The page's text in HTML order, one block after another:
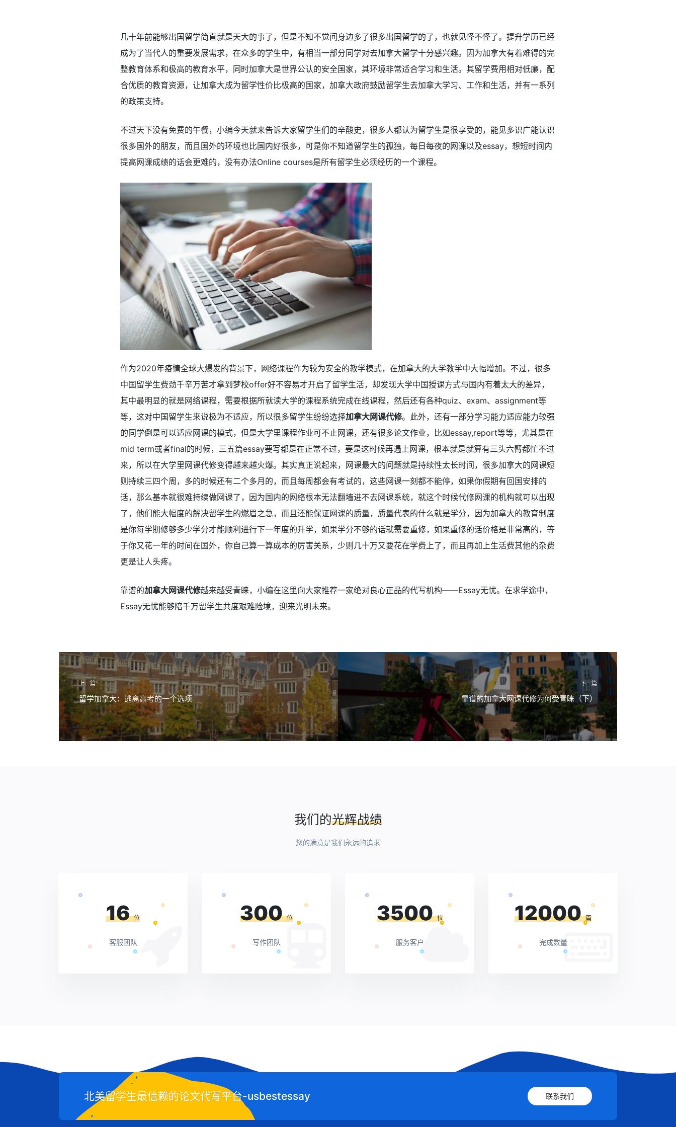
几十年前能够出国留学简直就是天大的事了，但是不知不觉间身边多了很多出国留学的了，也就见怪不怪了。提升学历已经
成为了当代人的重要发展需求，在众多的学生中，有相当一部分同学对去加拿大留学十分感兴趣。因为加拿大有着难得的完
整教育体系和极高的教育水平，同时加拿大是世界公认的安全国家，其环境非常适合学习和生活。其留学费用相对低廉，配
合优质的教育资源，让加拿大成为留学性价比极高的国家，加拿大政府鼓励留学生去加拿大学习、工作和生活，并有一系列
的政策支持。
不过天下没有免费的午餐，小编今天就来告诉大家留学生们的辛酸史，很多人都认为留学生是很享受的，能见多识广能认识
很多国外的朋友，而且国外的环境也比国内好很多，可是你不知道留学生的孤独，每日每夜的网课以及essay，想短时间内
提高网课成绩的话会更难的，没有办法Online courses是所有留学生必须经历的一个课程。
作为2020年疫情全球大爆发的背景下，网络课程作为较为安全的教学模式，在加拿大的大学教学中大幅增加。不过，很多
中国留学生费劲千辛万苦才拿到梦校offer好不容易才开启了留学生活，却发现大学中国授课方式与国内有着太大的差异，
其中最明显的就是网络课程，需要根据所就读大学的课程系统完成在线课程，然后还有各种quiz、exam、assignment等
等，这对中国留学生来说极为不适应，所以很多留学生纷纷选择加拿大网课代修。此外，还有一部分学习能力适应能力较强
的同学倒是可以适应网课的模式，但是大学里课程作业可不止网课，还有很多论文作业，比如essay,report等等，尤其是在
mid term或者final的时候，三五篇essay要写都是在正常不过，要是这时候再遇上网课，根本就是就算有三头六臂都忙不过
来，所以在大学里网课代修变得越来越火爆。其实真正说起来，网课最大的问题就是持续性太长时间，很多加拿大的网课短
则持续三四个周，多的时候还有二个多月的，而且每周都会有考试的，这些网课一刻都不能停，如果你假期有回国安排的
话，那么基本就很难持续做网课了，因为国内的网络根本无法翻墙进不去网课系统，就这个时候代修网课的机构就可以出现
了，他们能大幅度的解决留学生的燃眉之急，而且还能保证网课的质量，质量代表的什么就是学分，因为加拿大的教育制度
是你每学期修够多少学分才能顺利进行下一年度的升学，如果学分不够的话就需要重修，如果重修的话价格是非常高的，等
于你又花一年的时间在国外，你自己算一算成本的厉害关系，少则几十万又要花在学费上了，而且再加上生活费其他的杂费
更是让人头疼。
靠谱的加拿大网课代修越来越受青睐，小编在这里向大家推荐一家绝对良心正品的代写机构——Essay无忧。在求学途中，
Essay无忧能够陪千万留学生共度艰难险境，迎来光明未来。
上一篇
留学加拿大：逃离高考的一个选项
下一篇
靠谱的加拿大网课代修为何受青睐（下）
我们的光辉战绩
您的满意是我们永远的追求
16 位
客服团队
300 位
写作团队
3500 位
服务客户
12000 篇
完成数量
北美留学生最信赖的论文代写平台-usbestessay 联系我们